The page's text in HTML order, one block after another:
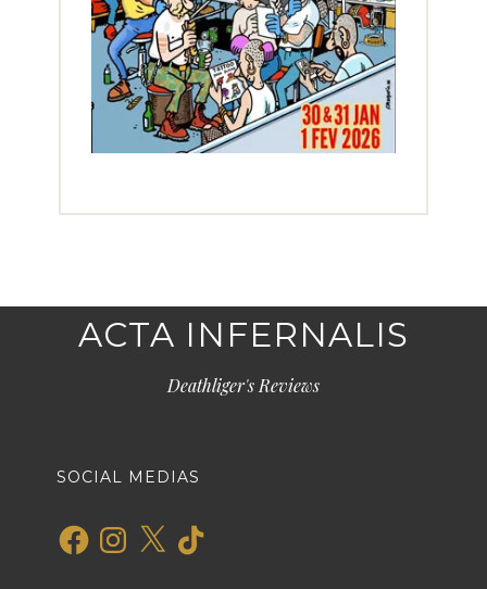
ACTA INFERNALIS
Deathliger's Reviews
SOCIAL MEDIAS
FacebookInstagram
X TikTok